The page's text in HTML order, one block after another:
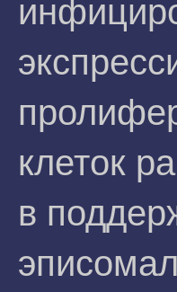
клеток
в